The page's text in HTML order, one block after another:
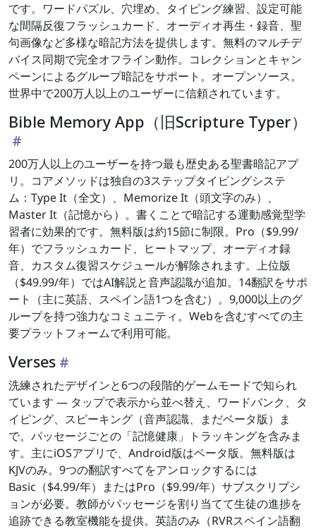
です。ワードパズル、穴埋め、タイピング練習、設定可能
な間隔反復フラッシュカード、オーディオ再生・録音、聖
句画像など多様な暗記方法を提供します。無料のマルチデ
バイス同期で完全オフライン動作。コレクションとキャン
ペーンによるグループ暗記をサポート。オープンソース。
世界中で200万人以上のユーザーに信頼されています。
Bible Memory App（旧Scripture Typer）
200万人以上のユーザーを持つ最も歴史ある聖書暗記アプ
リ。コアメソッドは独自の3ステップタイピングシステ
ム：Type It（全文）、Memorize It（頭文字のみ）、
Master It（記憶から）。書くことで暗記する運動感覚型学
習者に効果的です。無料版は約15節に制限。Pro（$9.99/
年）でフラッシュカード、ヒートマップ、オーディオ録
音、カスタム復習スケジュールが解除されます。上位版
（$49.99/年）ではAI解説と音声認識が追加。14翻訳をサポ
ート（主に英語、スペイン語1つを含む）。9,000以上のグ
ループを持つ強力なコミュニティ。Webを含むすべての主
要プラットフォームで利用可能。
Verses
洗練されたデザインと6つの段階的ゲームモードで知られ
ています — タップで表示から並べ替え、ワードバンク、タ
イピング、スピーキング（音声認識、まだベータ版）ま
で。パッセージごとの「記憶健康」トラッキングを含みま
す。主にiOSアプリで、Android版はベータ版。無料版は
KJVのみ。9つの翻訳すべてをアンロックするには
Basic（$4.99/年）またはPro（$9.99/年）サブスクリプシ
ョンが必要。教師がパッセージを割り当てて生徒の進捗を
追跡できる教室機能を提供。英語のみ（RVRスペイン語翻